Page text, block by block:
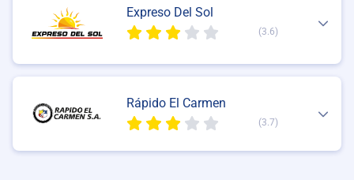
Expreso Del Sol
(3.6)
Rápido El Carmen
(3.7)